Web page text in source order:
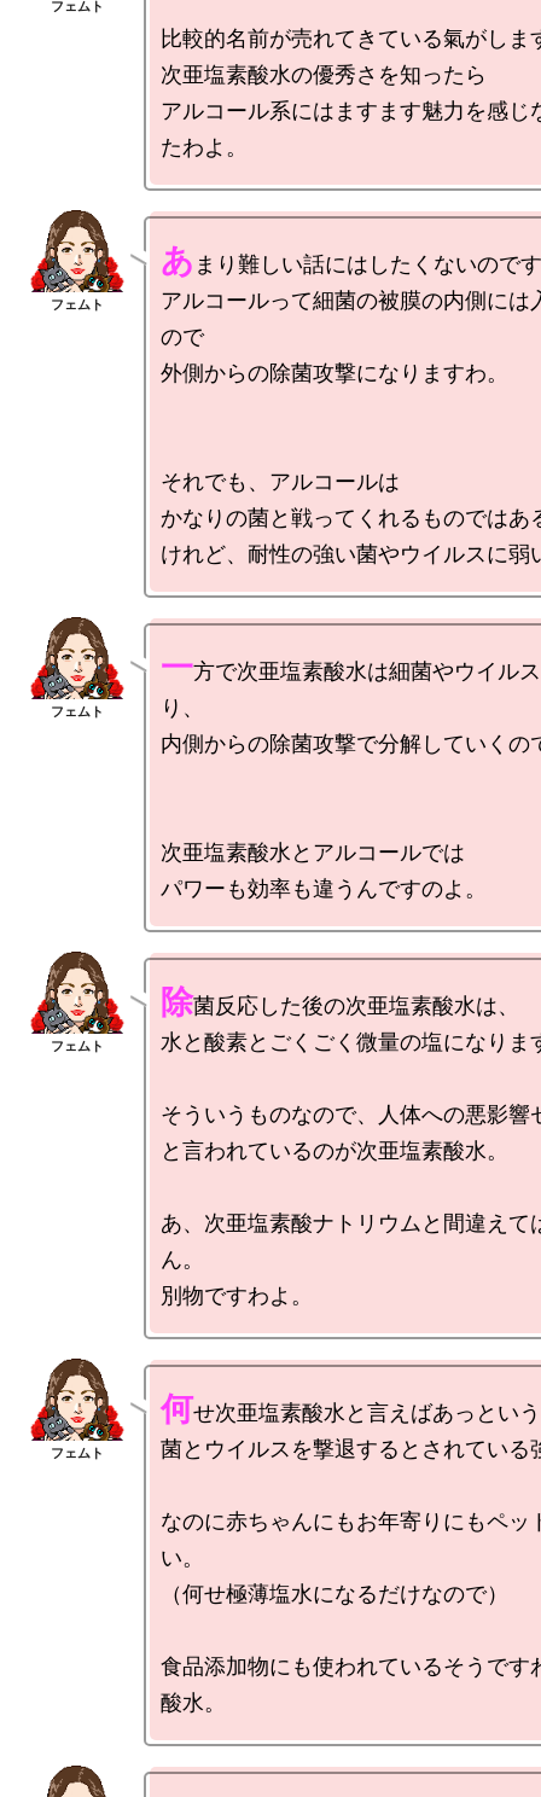
比較的名前が売れてきている氣がしま
次亜塩素酸水の優秀さを知ったら
アルコール系にはますます魅力を感じ
あ まり難しい話にはしたくないので
アルコールって細菌の被膜の内側には
ので
外側からの除菌攻撃になりますわ。
それでも、アルコールは
かなりの菌と戦ってくれるものではあ
一方で次亜塩素酸水は細菌やウイル
り、
内側からの除菌攻撃で分解していくの
次亜塩素酸水とアルコールでは
除菌反応した後の次亜塩素酸水は、
水と酸素とごくごく微量の塩になりま
そういうものなので、人体への悪影響
と言われているのが次亜塩素酸水。
あ、次亜塩素酸ナトリウムと間違えて
ん。
何せ次亜塩素酸水と言えばあっとい
菌とウイルスを撃退するとされている
なのに赤ちゃんにもお年寄りにもペッ
い。
（何せ極薄塩水になるだけなので）
食品添加物にも使われているそうです